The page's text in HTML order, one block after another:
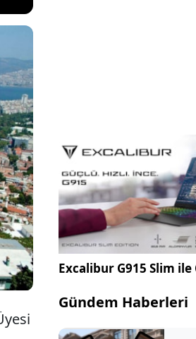
Excalibur G915 Slim ile
Gündem Haberleri